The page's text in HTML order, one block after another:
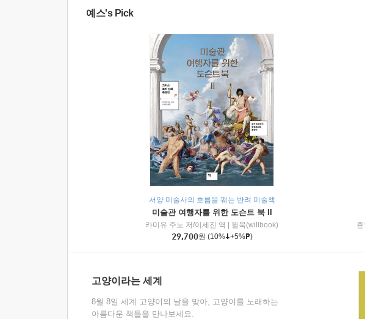
예스's Pick
서양 미술사의 흐름을 꿰는 반려 미술책
미술관 여행자를 위한 도슨트 북 II
카미유 주노 저/이세진 역
윌북(willbook)
29,700원 (10% +5% )
고양이라는 세계
8월 8일 세계 고양이의 날을 맞아, 고양이를 노래하는
아름다운 책들을 만나보세요.